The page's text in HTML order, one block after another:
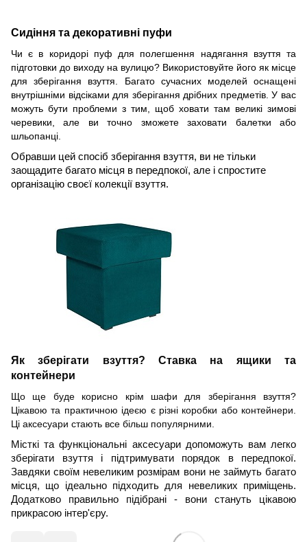
Сидіння та декоративні пуфи
Чи є в коридорі пуф для полегшення надягання взуття та
підготовки до виходу на вулицю? Використовуйте його як місце
для зберігання взуття. Багато сучасних моделей оснащені
внутрішніми відсіками для зберігання дрібних предметів. У вас
можуть бути проблеми з тим, щоб ховати там великі зимові
черевики, але ви точно зможете заховати балетки або
шльопанці.
Обравши цей спосіб зберігання взуття, ви не тільки
заощадите багато місця в передпокої, але і спростите
організацію своєї колекції взуття.
Як зберігати взуття? Ставка на ящики та
контейнери
Що ще буде корисно крім шафи для зберігання взуття?
Цікавою та практичною ідеєю є різні коробки або контейнери.
Ці аксесуари стають все більш популярними.
Місткі та функціональні аксесуари допоможуть вам легко
зберігати взуття і підтримувати порядок в передпокої.
Завдяки своїм невеликим розмірам вони не займуть багато
місця, що ідеально підходить для невеликих приміщень.
Додатково правильно підібрані - вони стануть цікавою
прикрасою інтер'єру.